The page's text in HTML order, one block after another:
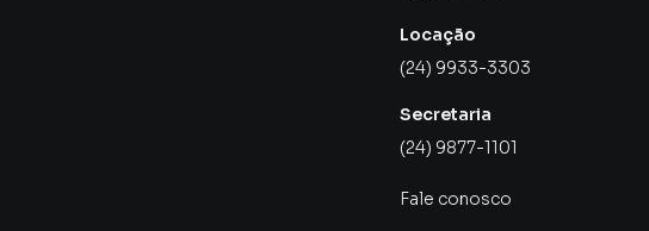
Locação
(24) 9933-3303
Secretaria
(24) 9877-1101
Fale conosco